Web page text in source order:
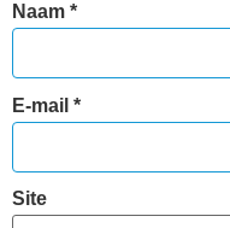
Naam *
E-mail *
Site